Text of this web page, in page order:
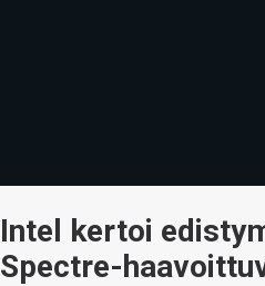
Intel kertoi
Spectre-